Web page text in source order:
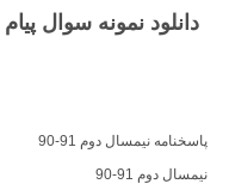
دانلود نمونه سوال پیام
پاسخنامه نیمسال دوم 91-90
نیمسال دوم 91-90